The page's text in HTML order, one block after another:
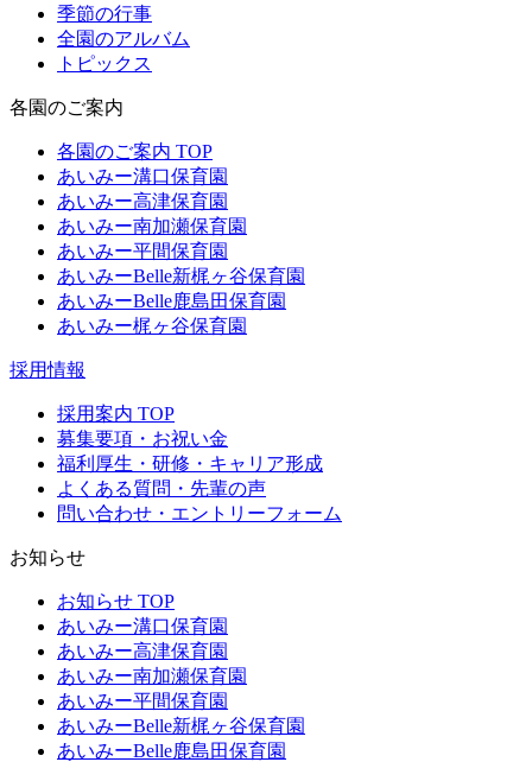
季節の行事
全園のアルバム
トピックス
各園のご案内
各園のご案内 TOP
あいみー溝口保育園
あいみー高津保育園
あいみー南加瀬保育園
あいみー平間保育園
あいみーBelle新梶ヶ谷保育園
あいみーBelle鹿島田保育園
あいみー梶ヶ谷保育園
採用情報
採用案内 TOP
募集要項・お祝い金
福利厚生・研修・キャリア形成
よくある質問・先輩の声
問い合わせ・エントリーフォーム
お知らせ
お知らせ TOP
あいみー溝口保育園
あいみー高津保育園
あいみー南加瀬保育園
あいみー平間保育園
あいみーBelle新梶ヶ谷保育園
あいみーBelle鹿島田保育園